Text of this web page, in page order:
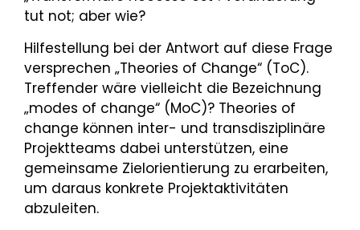
tut not; aber wie?
Hilfestellung bei der Antwort auf diese Frage
versprechen „Theories of Change“ (ToC).
Treffender wäre vielleicht die Bezeichnung
„modes of change“ (MoC)? Theories of
change können inter- und transdisziplinäre
Projektteams dabei unterstützen, eine
gemeinsame Zielorientierung zu erarbeiten,
um daraus konkrete Projektaktivitäten
abzuleiten.